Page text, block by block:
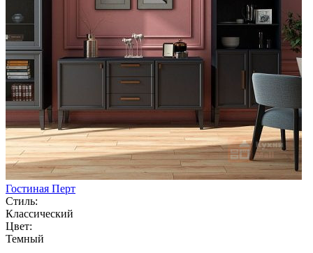
Гостиная Перт
Стиль:
Классический
Цвет:
Темный